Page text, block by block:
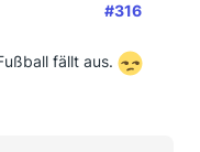
#316
fällt aus.